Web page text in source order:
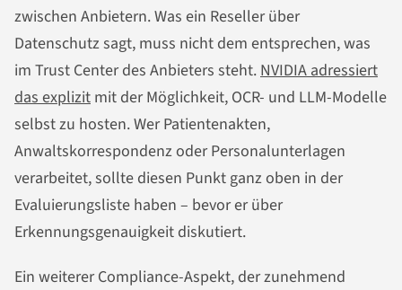
zwischen Anbietern. Was ein Reseller über
Datenschutz sagt, muss nicht dem entsprechen, was
im Trust Center des Anbieters steht.NVIDIA adressiert
das explizit mit der Möglichkeit, OCR- und LLM-Modelle
selbst zu hosten. Wer Patientenakten,
Anwaltskorrespondenz oder Personalunterlagen
verarbeitet, sollte diesen Punkt ganz oben in der
Evaluierungsliste haben – bevor er über
Erkennungsgenauigkeit diskutiert.
Ein weiterer Compliance-Aspekt, der zunehmend